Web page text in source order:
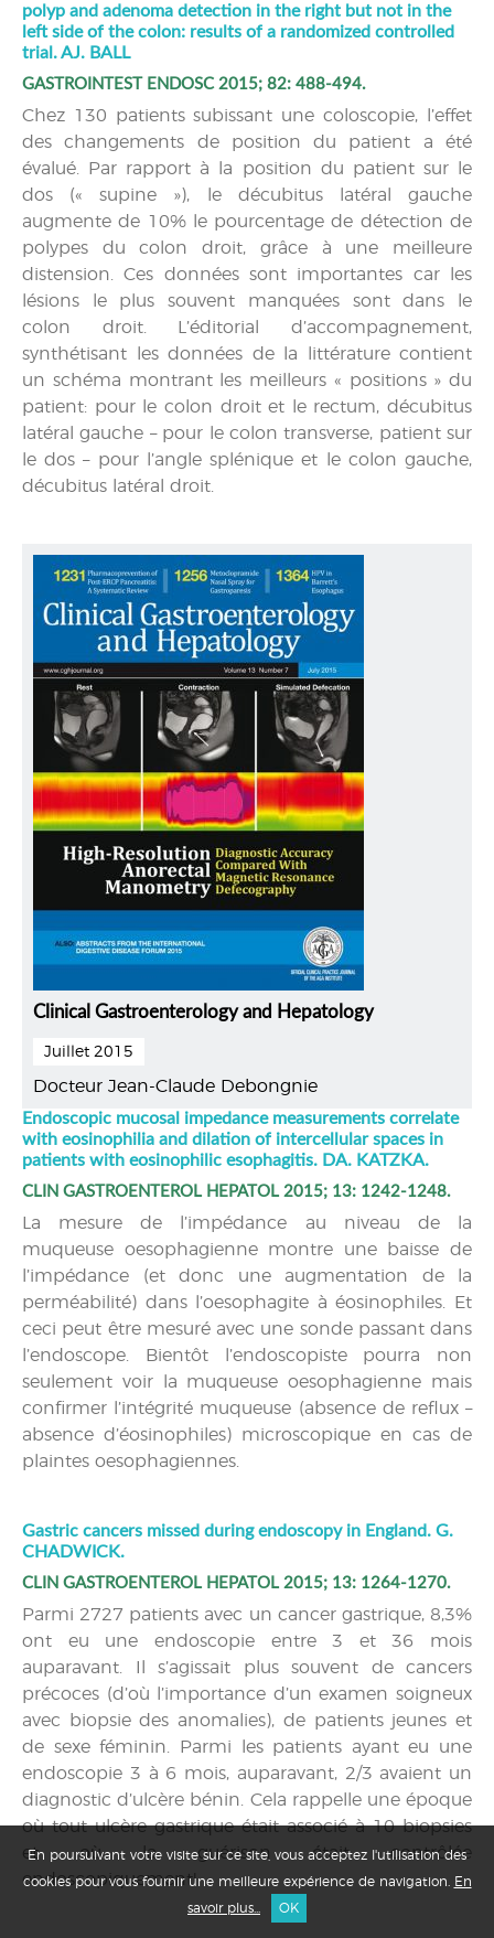
polyp and adenoma detection in the right but not in the
left side of the colon: results of a randomized controlled
trial. AJ. BALL
GASTROINTEST ENDOSC 2015; 82: 488-494.
Chez 130 patients subissant une coloscopie, l’effet
des changements de position du patient a été
évalué. Par rapport à la position du patient sur le
dos (« supine »), le décubitus latéral gauche
augmente de 10% le pourcentage de détection de
polypes du colon droit, grâce à une meilleure
distension. Ces données sont importantes car les
lésions le plus souvent manquées sont dans le
colon droit. L’éditorial d’accompagnement,
synthétisant les données de la littérature contient
un schéma montrant les meilleurs « positions » du
patient: pour le colon droit et le rectum, décubitus
latéral gauche – pour le colon transverse, patient sur
le dos – pour l’angle splénique et le colon gauche,
décubitus latéral droit.
Clinical Gastroenterology and Hepatology
Juillet 2015
Docteur Jean-Claude Debongnie
Endoscopic mucosal impedance measurements correlate
with eosinophilia and dilation of intercellular spaces in
patients with eosinophilic esophagitis. DA. KATZKA.
CLIN GASTROENTEROL HEPATOL 2015; 13: 1242-1248.
La mesure de l’impédance au niveau de la
muqueuse oesophagienne montre une baisse de
l’impédance (et donc une augmentation de la
perméabilité) dans l’oesophagite à éosinophiles. Et
ceci peut être mesuré avec une sonde passant dans
l’endoscope. Bientôt l’endoscopiste pourra non
seulement voir la muqueuse oesophagienne mais
confirmer l’intégrité muqueuse (absence de reflux –
absence d’éosinophiles) microscopique en cas de
plaintes oesophagiennes.
Gastric cancers missed during endoscopy in England. G.
CHADWICK.
CLIN GASTROENTEROL HEPATOL 2015; 13: 1264-1270.
Parmi 2727 patients avec un cancer gastrique, 8,3%
ont eu une endoscopie entre 3 et 36 mois
auparavant. Il s’agissait plus souvent de cancers
précoces (d’où l’importance d’un examen soigneux
avec biopsie des anomalies), de patients jeunes et
de sexe féminin. Parmi les patients ayant eu une
endoscopie 3 à 6 mois, auparavant, 2/3 avaient un
diagnostic d’ulcère bénin. Cela rappelle une époque
où tout ulcère gastrique était associé à 10 biopsies
et où la guérison était contrôlée
endoscopiquement!
En poursuivant votre visite sur ce site, vous acceptez l'utilisation des
cookies pour vous fournir une meilleure expérience de navigation.
En
savoir plus...
OK